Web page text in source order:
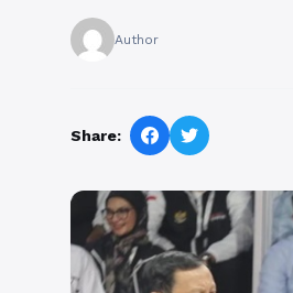
Author
Share: